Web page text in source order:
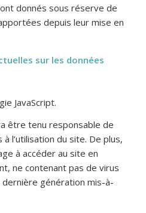
donnés sous réserve de
depuis leur mise en
sur les données
JavaScript.
être tenu responsable de
l’utilisation du site. De plus,
à accéder au site en
ne contenant pas de virus
génération mis-à-